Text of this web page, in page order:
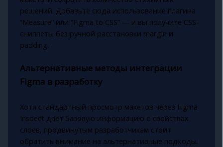
решений. Добавьте сюда использование плагина
“Measure” или “Figma to CSS” — и вы получите CSS-
сниппеты без ручной расстановки margin и
padding.
Альтернативные методы интеграции
Figma в разработку
Хотя стандартный просмотр макетов через Figma
Inspect дает базовую информацию о свойствах
слоев, продвинутым разработчикам стоит
обратить внимание на альтернативные подходы.